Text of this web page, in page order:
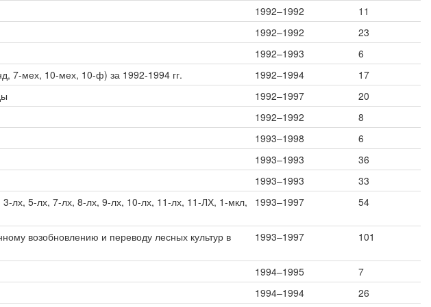
1992–1992
11
1992–1992
23
1992–1993
6
7-мех, 10-мех, 10-ф) за 1992-1994 гг. 1992–1994
17
1992–1997
20
1992–1992
8
1993–1998
6
1993–1993
36
1993–1993
33
лх, 5-лх, 7-лх, 8-лх, 9-лх, 10-лх, 11-лх, 11-ЛХ, 1-мкл,
1993–1997 54
возобновлению и переводу лесных культур в
1993–1997 101
1994–1995
7
1994–1994 26